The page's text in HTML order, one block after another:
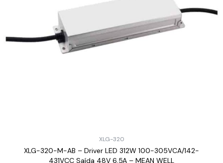
XLG-320
XLG-320-M-AB – Driver LED 312W 100-305VCA/142-
431VCC Saída 48V 6,5A – MEAN WELL